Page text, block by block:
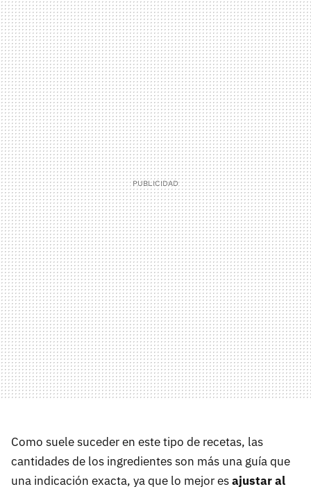
Como suele suceder en este tipo de recetas, las
cantidades de los ingredientes son más una guía que
una indicación exacta, ya que lo mejor esajustar al